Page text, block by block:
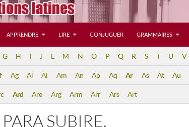
APPRENDRE LIRE CONJUGUER GRAMMAIRES
G H I J L M N O P Q R S T U V
Ag Ai Al Am An Ap Aq Ar As At Au
Ard Are Arg Arm Arr Ars Art
SUBIRE.